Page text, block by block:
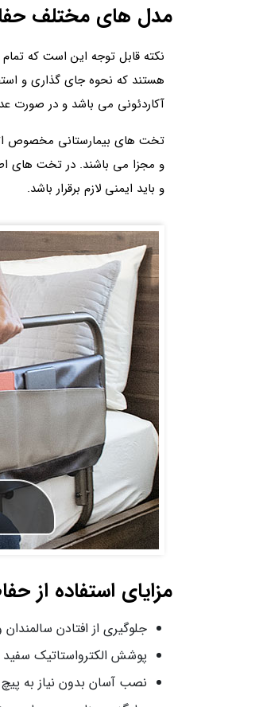
مدل های مختلف
نکته قابل توجه این است که
آکاردئونی می باشد و در صورت
و مجزا می باشند. در تخت های
و باید ایمنی لازم برقرار باشد.
مزایای استفاده از
جلوگیری از افتادن
پوشش الکترواستاتیک
نصب آسان بدون نیاز به